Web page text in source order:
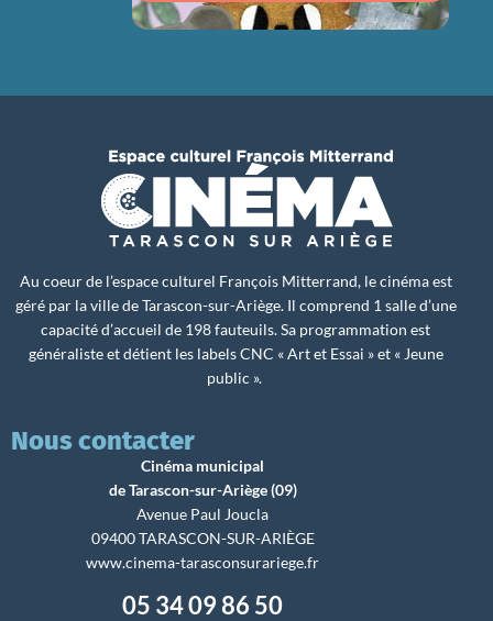
Au coeur de l’espace culturel François Mitterrand, le cinéma est
géré par la ville de Tarascon-sur-Ariège. Il comprend 1 salle d’une
capacité d’accueil de 198 fauteuils. Sa programmation est
généraliste et détient les labels CNC « Art et Essai » et « Jeune
public ».
Nous contacter
Cinéma municipal
de Tarascon-sur-Ariège (09)
Avenue Paul Joucla
09400 TARASCON-SUR-ARIÈGE
www.cinema-tarasconsurariege.fr
05 34 09 86 50